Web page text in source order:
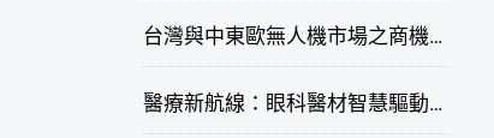
台灣與中東歐無人機市場之商機與挑戰座談會
醫療新航線：眼科醫材智慧驅動，數位醫療落地布局線上研討會